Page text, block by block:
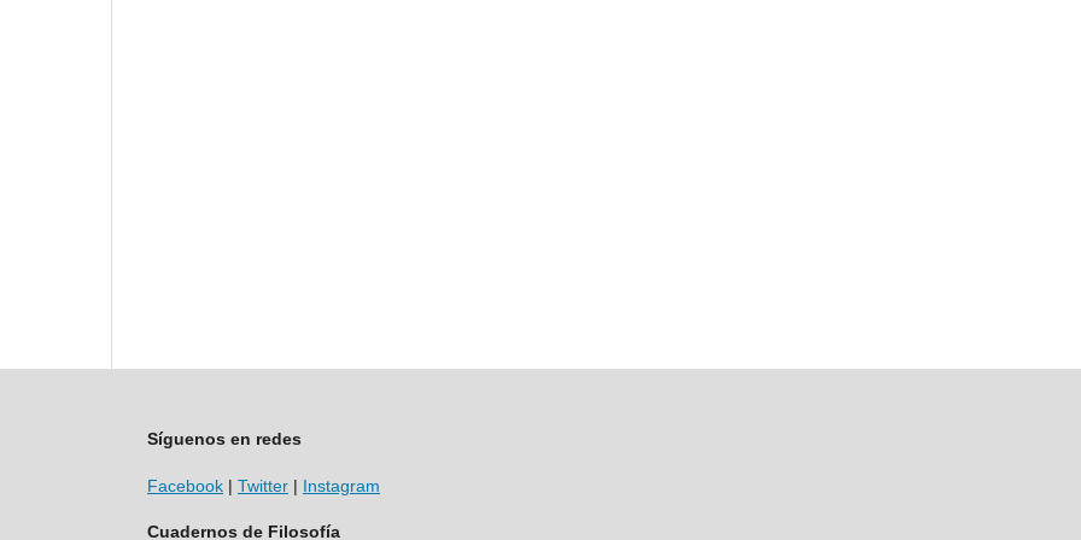
Síguenos en redes
Facebook | Twitter | Instagram
Cuadernos de Filosofía